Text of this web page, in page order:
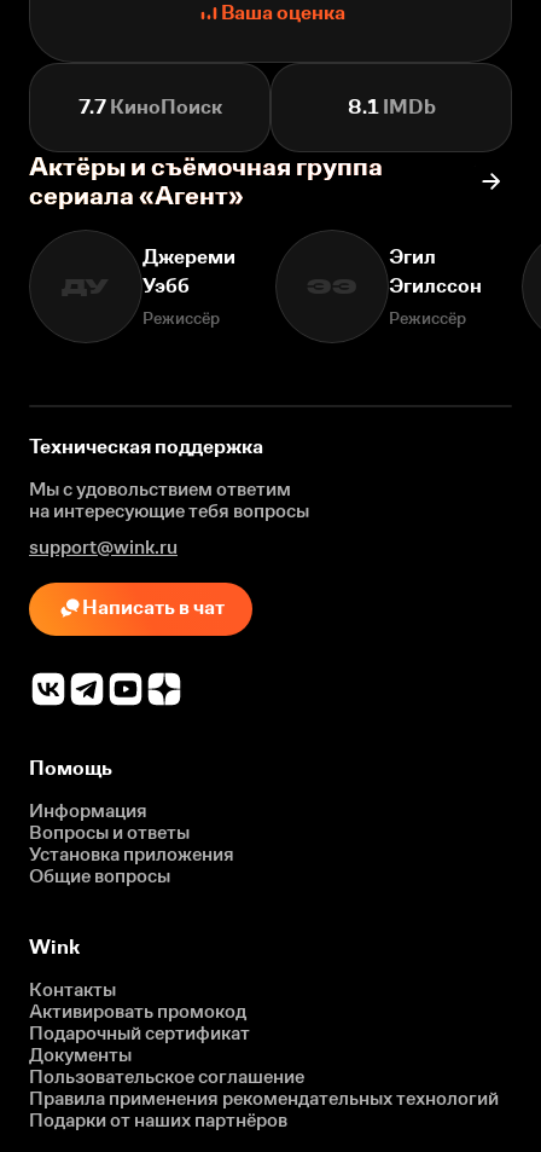
Ваша оценка
7.7КиноПоиск 8.1IMDb
Актёры и съёмочная группа
сериала «Агент»
ДУ
Джереми
Уэбб
Режиссёр
ЭЭ
Эгил
Эгилссон
Режиссёр
Техническая поддержка
Мы с удовольствием ответим
на интересующиетебя вопросы
support@wink.ru
Написать в чат
Помощь
Информация
Вопросы и ответы
Установка приложения
Общие вопросы
Wink
Контакты
Активировать промокод
Подарочный сертификат
Документы
Пользовательское соглашение
Правила применения рекомендательных технологий
Подарки от наших партнёров